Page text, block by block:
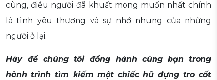
cùng, điều người đã khuất mong muốn nhất chính
là tình yêu thương và sự nhớ nhung của những
người ở lại.
Hãy để chúng tôi đồng hành cùng bạn trong
hành trình tìm kiếm một chiếc hũ đựng tro cốt